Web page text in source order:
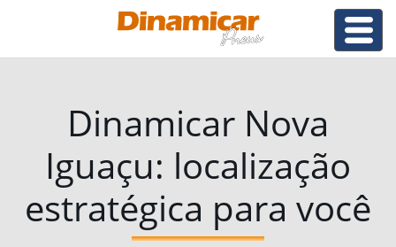
Dinamicar Nova
Iguaçu: localização
estratégica para você